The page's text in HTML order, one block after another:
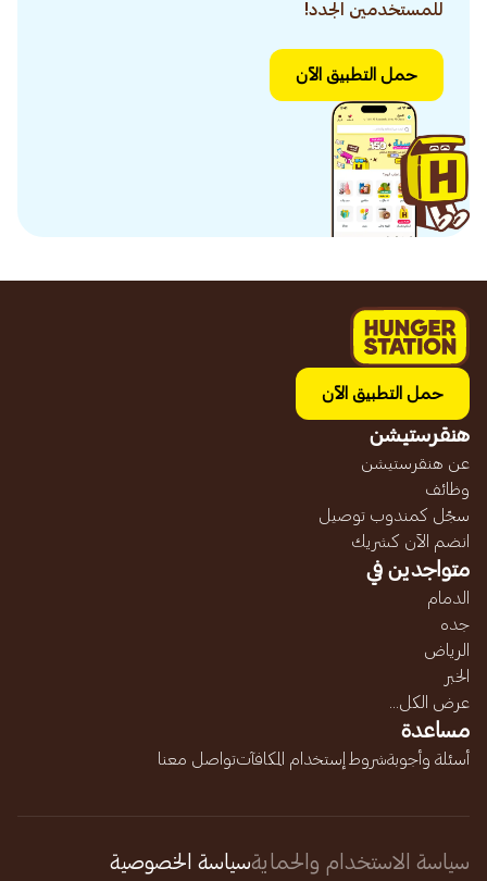
للمستخدمين الجدد!
حمل التطبيق الآن
حمل التطبيق الآن
هنقرستيشن
عن هنقرستيشن
وظائف
سجّل كمندوب توصيل
انضم الآن كشريك
متواجدين في
الدمام
جده
الرياض
الخبر
عرض الكل...
مساعدة
أسئلة وأجوبةشروط إستخدام المكافآتتواصل معنا
سياسة الاستخدام والحمايةسياسة الخصوصية